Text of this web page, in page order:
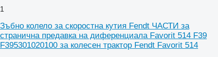
1
Зъбно колело за скоростна кутия Fendt ЧАСТИ за
странична предавка на диференциала Favorit 514 F39
F395301020100 за колесен трактор Fendt Favorit 514